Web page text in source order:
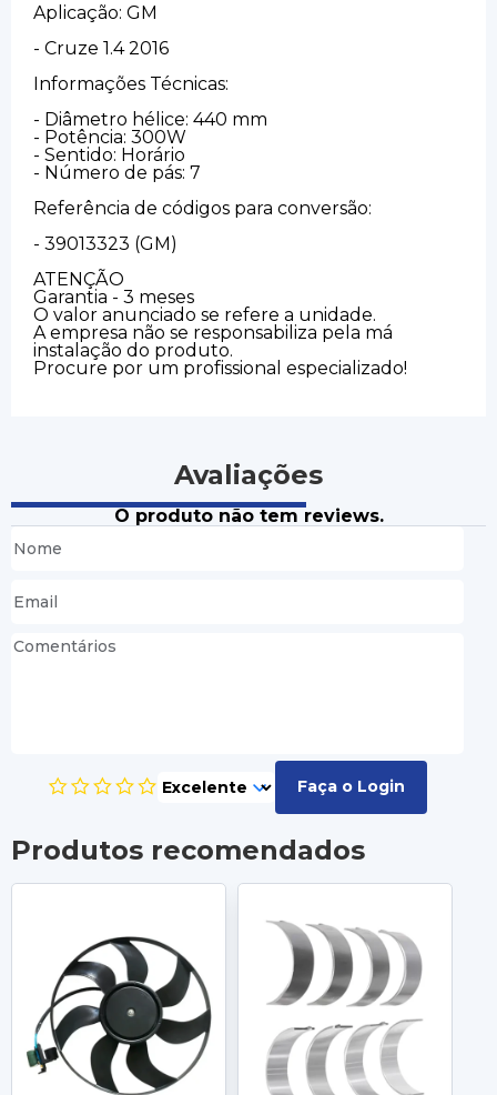
Aplicação: GM
- Cruze 1.4 2016
Informações Técnicas:
- Diâmetro hélice: 440 mm
- Potência: 300W
- Sentido: Horário
- Número de pás: 7
Referência de códigos para conversão:
- 39013323 (GM)
ATENÇÃO
Garantia - 3 meses
O valor anunciado se refere a unidade.
A empresa não se responsabiliza pela má
instalação do produto.
Procure por um profissional especializado!
Avaliações
O produto não tem reviews.
Faça o Login
Produtos recomendados